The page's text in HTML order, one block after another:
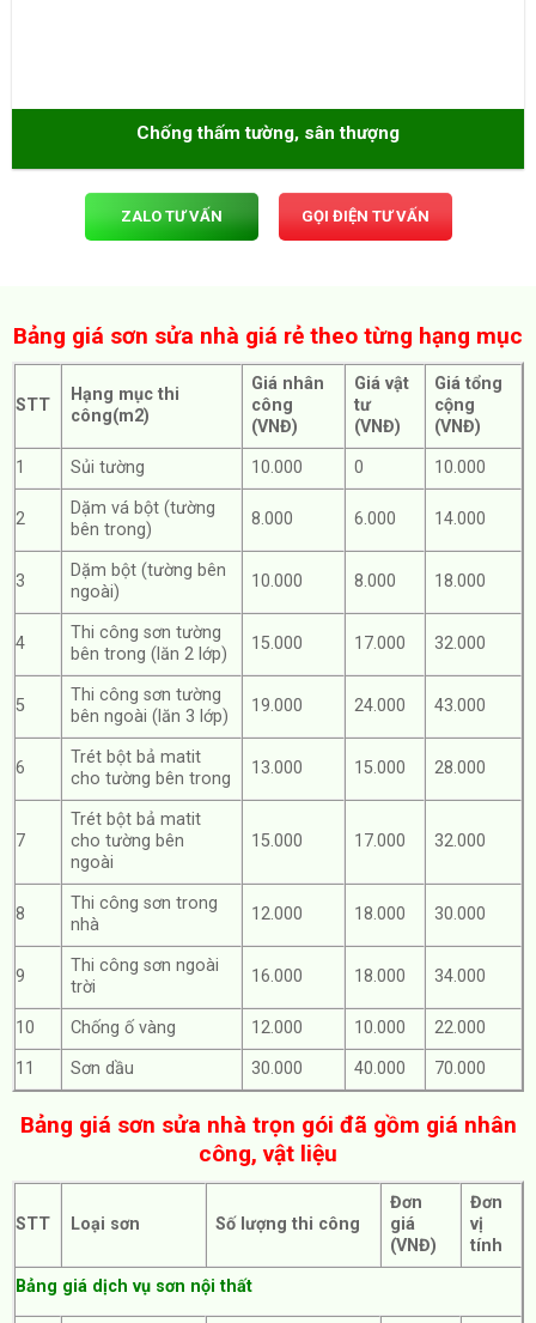
Chống thấm tường, sân thượng
ZALO TƯ VẤN GỌI ĐIỆN TƯ VẤN
Bảng giá sơn sửa nhà giá rẻ theo từng hạng mục
STT
Hạng mục thi
công(m2)
Giá nhân
công
(VNĐ)
Giá vật
tư
(VNĐ)
Giá tổng
cộng
(VNĐ)
1
Sủi tường 10.000 0 10.000
2
Dặm vá bột (tường
bên trong)
8.000 6.000 14.000
3
Dặm bột (tường bên
ngoài)
10.000 8.000 18.000
4
Thi công sơn tường
bên trong (lăn 2 lớp)
15.000 17.000 32.000
5
Thi công sơn tường
bên ngoài (lăn 3 lớp)
19.000 24.000 43.000
6
Trét bột bả matit
cho tường bên trong
13.000 15.000 28.000
7
Trét bột bả matit
cho tường bên
ngoài
15.000 17.000 32.000
8
Thi công sơn trong
nhà
12.000 18.000 30.000
9
Thi công sơn ngoài
trời
16.000 18.000 34.000
10 Chống ố vàng 12.000 10.000
22.000
11
Sơn dầu 30.000 40.000 70.000
Bảng giá sơn sửa nhà trọn gói đã gồm giá nhân
công, vật liệu
STT Loại sơn Số lượng thi công
Đơn
giá
(VNĐ)
Đơn
vị
tính
Bảng giá dịch vụ sơn nội thất